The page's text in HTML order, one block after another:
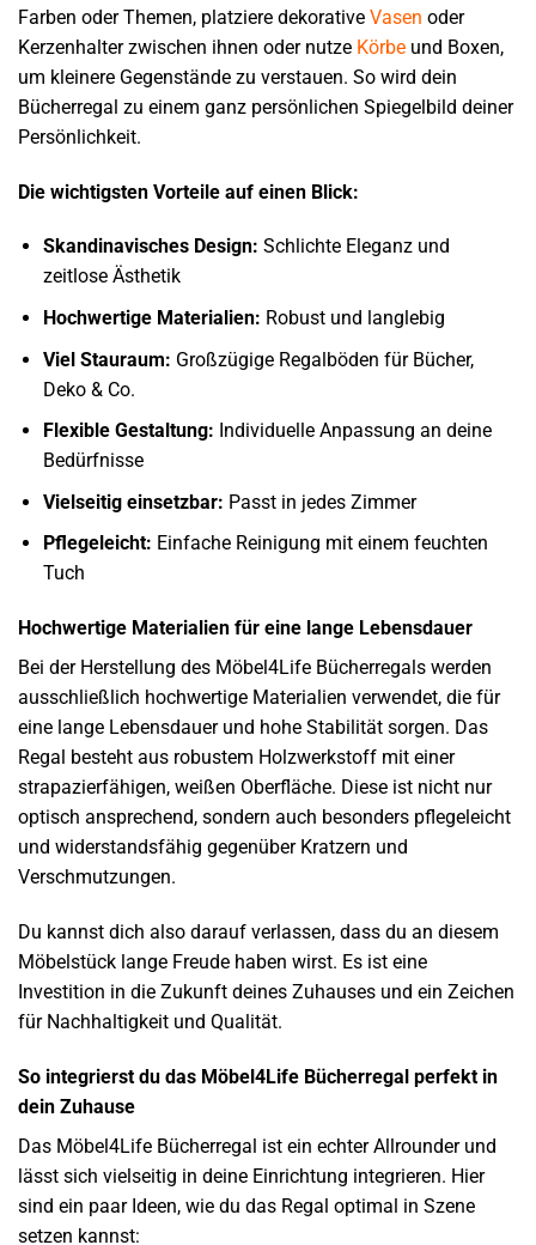
Farben oder Themen, platziere dekorative Vasen oder
Kerzenhalter zwischen ihnen oder nutze Körbe und Boxen,
um kleinere Gegenstände zu verstauen. So wird dein
Bücherregal zu einem ganz persönlichen Spiegelbild deiner
Persönlichkeit.
Die wichtigsten Vorteile auf einen Blick:
Skandinavisches Design: Schlichte Eleganz und
zeitlose Ästhetik
Hochwertige Materialien: Robust und langlebig
Viel Stauraum: Großzügige Regalböden für Bücher,
Deko & Co.
Flexible Gestaltung: Individuelle Anpassung an deine
Bedürfnisse
Vielseitig einsetzbar: Passt in jedes Zimmer
Pflegeleicht: Einfache Reinigung mit einem feuchten
Tuch
Hochwertige Materialien für eine lange Lebensdauer
Bei der Herstellung des Möbel4Life Bücherregals werden
ausschließlich hochwertige Materialien verwendet, die für
eine lange Lebensdauer und hohe Stabilität sorgen. Das
Regal besteht aus robustem Holzwerkstoff mit einer
strapazierfähigen, weißen Oberfläche. Diese ist nicht nur
optisch ansprechend, sondern auch besonders pflegeleicht
und widerstandsfähig gegenüber Kratzern und
Verschmutzungen.
Du kannst dich also darauf verlassen, dass du an diesem
Möbelstück lange Freude haben wirst. Es ist eine
Investition in die Zukunft deines Zuhauses und ein Zeichen
für Nachhaltigkeit und Qualität.
So integrierst du das Möbel4Life Bücherregal perfekt in
dein Zuhause
Das Möbel4Life Bücherregal ist ein echter Allrounder und
lässt sich vielseitig in deine Einrichtung integrieren. Hier
sind ein paar Ideen, wie du das Regal optimal in Szene
setzen kannst: